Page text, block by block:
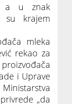
a u znak
su krajem
mleka
rekao za
i Uprave
„da